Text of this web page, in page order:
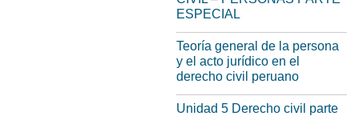
ESPECIAL
Teoría general de la persona
y el acto jurídico en el
derecho civil peruano
Unidad 5 Derecho civil parte